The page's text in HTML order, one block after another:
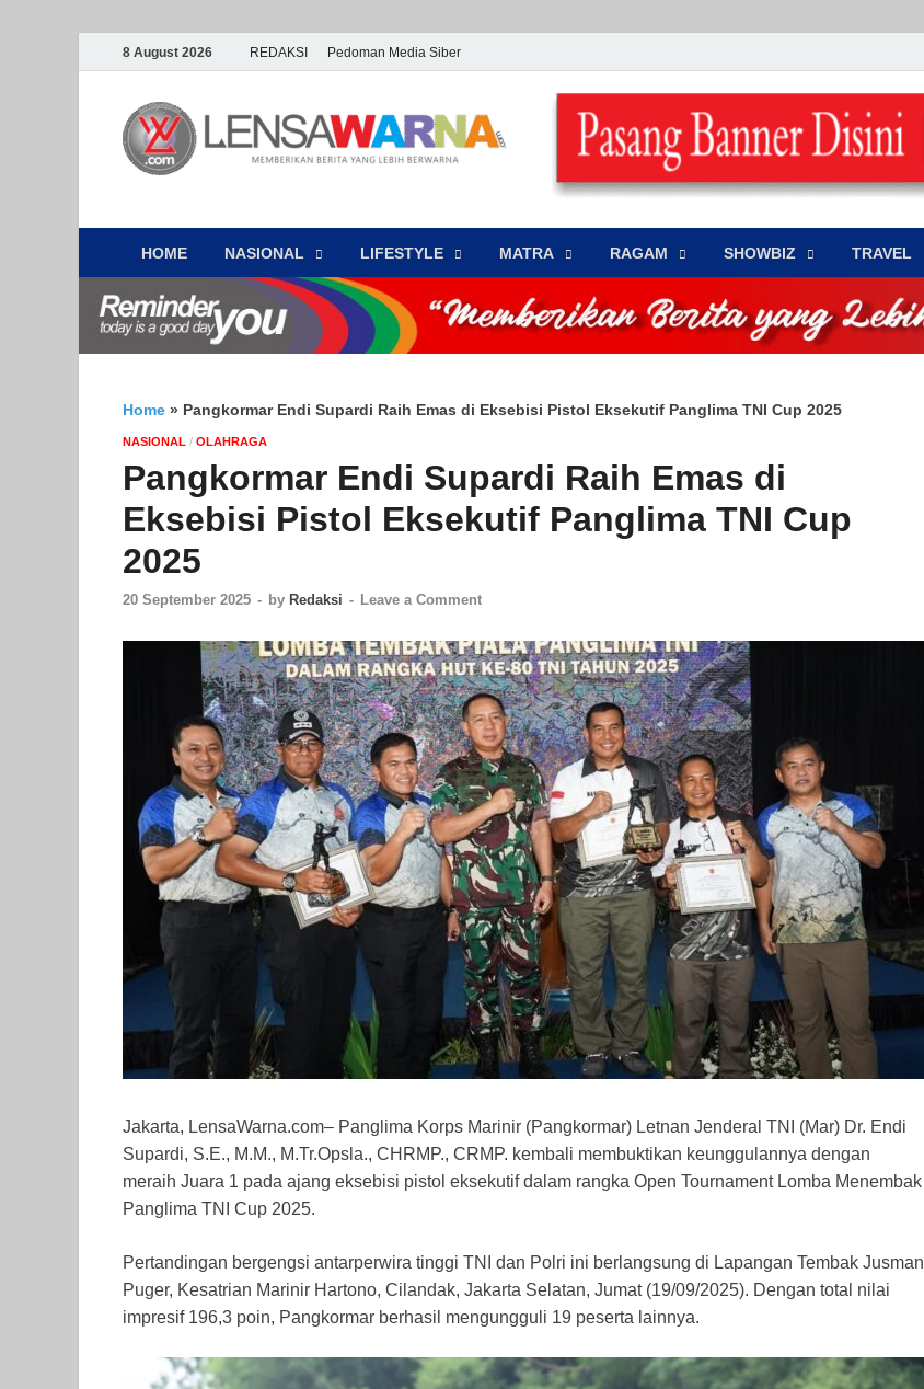
8 August 2026 REDAKSI Pedoman Media Siber
LENSA WARNA .com
Memberikan Berita yang Lebih Berwarna
HOME NASIONAL ‎LIFESTYLE MATRA ‎RAGAM ‎SHOWBIZ ‎TRAVEL
Home » Pangkormar Endi Supardi Raih Emas di Eksebisi Pistol Eksekutif Panglima TNI Cup 2025
NASIONAL / OLAHRAGA
Pangkormar Endi Supardi Raih Emas di
Eksebisi Pistol Eksekutif Panglima TNI Cup
2025
20 September 2025 - by Redaksi - Leave a Comment
Jakarta, LensaWarna.com– Panglima Korps Marinir (Pangkormar) Letnan Jenderal TNI (Mar) Dr. Endi
Supardi, S.E., M.M., M.Tr.Opsla., CHRMP., CRMP. kembali membuktikan keunggulannya dengan
meraih Juara 1 pada ajang eksebisi pistol eksekutif dalam rangka Open Tournament Lomba Menembak
Panglima TNI Cup 2025.
Pertandingan bergengsi antarperwira tinggi TNI dan Polri ini berlangsung di Lapangan Tembak Jusman
Puger, Kesatrian Marinir Hartono, Cilandak, Jakarta Selatan, Jumat (19/09/2025). Dengan total nilai
impresif 196,3 poin, Pangkormar berhasil mengungguli 19 peserta lainnya.